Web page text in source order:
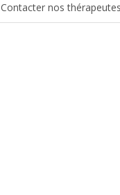
Contacter nos